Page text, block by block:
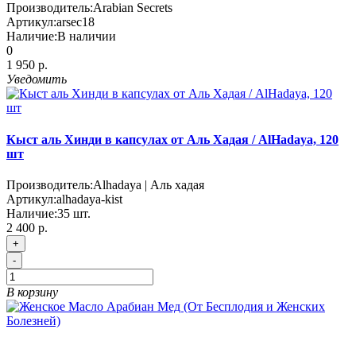
Производитель:Arabian Secrets
Артикул:arsec18
Наличие:В наличии
0
1 950 р.
Уведомить
Кыст аль Хинди в капсулах от Аль Хадая / AlHadaya, 120
шт
Производитель:Alhadaya | Аль хадая
Артикул:alhadaya-kist
Наличие:35 шт.
2 400 р.
+
-
В корзину